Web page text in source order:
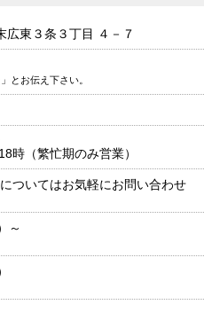
広東３条３丁目 ４－７
とお伝え下さい。
時（繁忙期のみ営業）
ついてはお気軽にお問い合わせ
～